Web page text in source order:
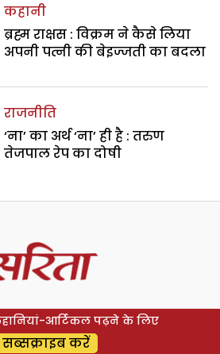
कहानी
ब्रह्म राक्षस : विक्रम ने कैसे लिया
अपनी पत्नी की बेइज्जती का बदला
राजनीति
‘ना’ का अर्थ ‘ना’ ही है : तरुण
तेजपाल रेप का दोषी
आर्टिकल पढ़ने के लिए
सब्सक्राइब करें